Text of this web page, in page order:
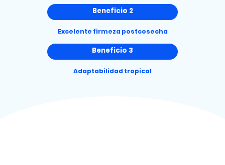
Beneficio 2
Excelente firmeza postcosecha
Beneficio 3
Adaptabilidad tropical